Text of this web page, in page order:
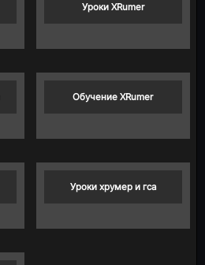
Уроки XRumer
Обучение XRumer
Уроки хрумер и гса